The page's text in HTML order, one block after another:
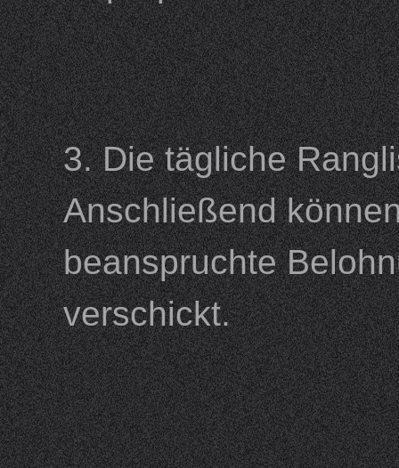
3. Die tägliche
Anschließend
beanspruchte
verschickt.